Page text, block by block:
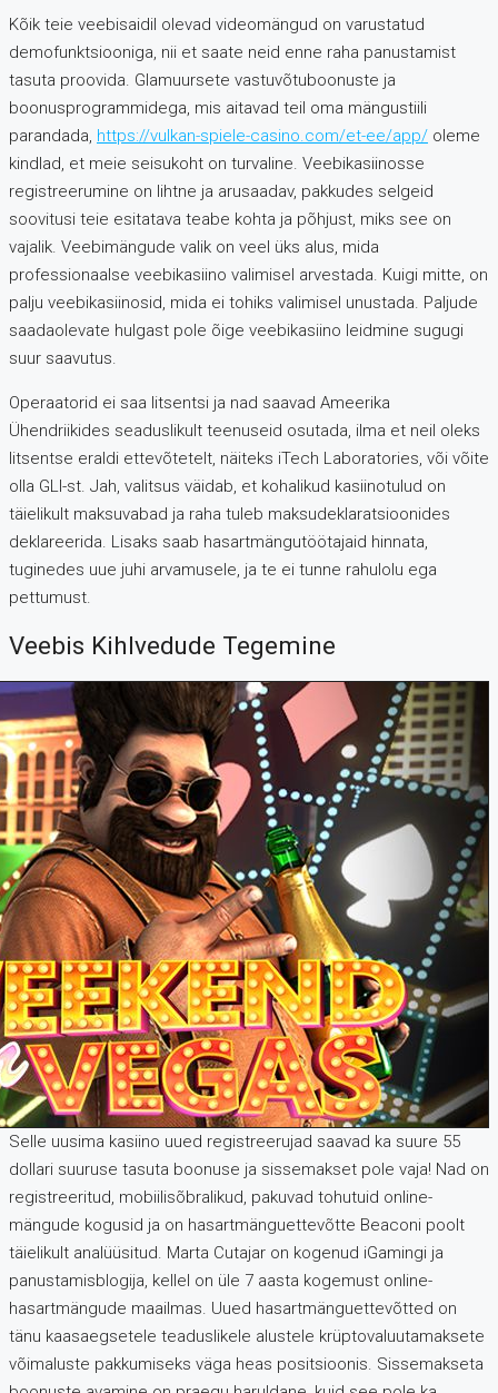
Kõik teie veebisaidil olevad videomängud on varustatud
demofunktsiooniga, nii et saate neid enne raha panustamist
tasuta proovida. Glamuursete vastuvõtuboonuste ja
boonusprogrammidega, mis aitavad teil oma mängustiili
parandada, https://vulkan-spiele-casino.com/et-ee/app/ oleme
kindlad, et meie seisukoht on turvaline. Veebikasiinosse
registreerumine on lihtne ja arusaadav, pakkudes selgeid
soovitusi teie esitatava teabe kohta ja põhjust, miks see on
vajalik. Veebimängude valik on veel üks alus, mida
professionaalse veebikasiino valimisel arvestada. Kuigi mitte, on
palju veebikasiinosid, mida ei tohiks valimisel unustada. Paljude
saadaolevate hulgast pole õige veebikasiino leidmine sugugi
suur saavutus.
Operaatorid ei saa litsentsi ja nad saavad Ameerika
Ühendriikides seaduslikult teenuseid osutada, ilma et neil oleks
litsentse eraldi ettevõtetelt, näiteks iTech Laboratories, või võite
olla GLI-st. Jah, valitsus väidab, et kohalikud kasiinotulud on
täielikult maksuvabad ja raha tuleb maksudeklaratsioonides
deklareerida. Lisaks saab hasartmängutöötajaid hinnata,
tuginedes uue juhi arvamusele, ja te ei tunne rahulolu ega
pettumust.
Veebis Kihlvedude Tegemine
Selle uusima kasiino uued registreerujad saavad ka suure 55
dollari suuruse tasuta boonuse ja sissemakset pole vaja! Nad on
registreeritud, mobiilisõbralikud, pakuvad tohutuid online-
mängude kogusid ja on hasartmänguettevõtte Beaconi poolt
täielikult analüüsitud. Marta Cutajar on kogenud iGamingi ja
panustamisblogija, kellel on üle 7 aasta kogemust online-
hasartmängude maailmas. Uued hasartmänguettevõtted on
tänu kaasaegsetele teaduslikele alustele krüptovaluutamaksete
võimaluste pakkumiseks väga heas positsioonis. Sissemakseta